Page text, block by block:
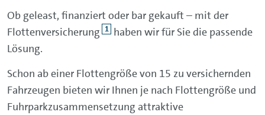
Ob geleast, finanziert oder bar gekauft – mit der
Flottenversicherung 1 haben wir für Sie die passende
Lösung.
Schon ab einer Flottengröße von 15 zu versichernden
Fahrzeugen bieten wir Ihnen je nach Flottengröße und
Fuhrparkzusammensetzung attraktive